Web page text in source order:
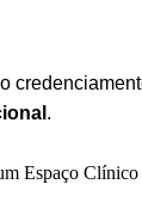
.
Espaço